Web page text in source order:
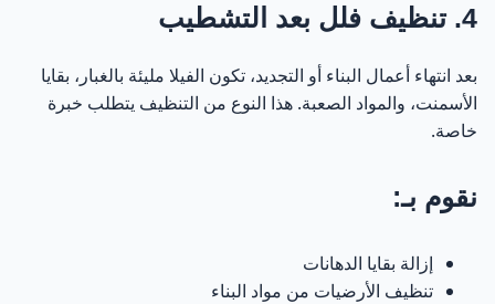
4. تنظيف فلل بعد التشطيب
بعد انتهاء أعمال البناء أو التجديد، تكون الفيلا مليئة بالغبار، بقايا
الأسمنت، والمواد الصعبة. هذا النوع من التنظيف يتطلب خبرة
خاصة.
نقوم بـ:
إزالة بقايا الدهانات
تنظيف الأرضيات من مواد البناء